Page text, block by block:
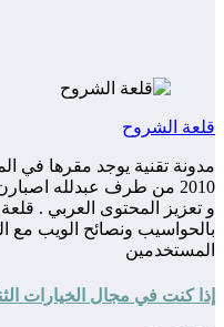
قلعة الشروح
مدونة تقنية يوجد مقرها في
2010 من طرف عبدلله
و تعزيز المحتوى العربي .
بالحواسيب ونصائح الويب مع
المستخدمين
إذا كنت في مجال الخيارات